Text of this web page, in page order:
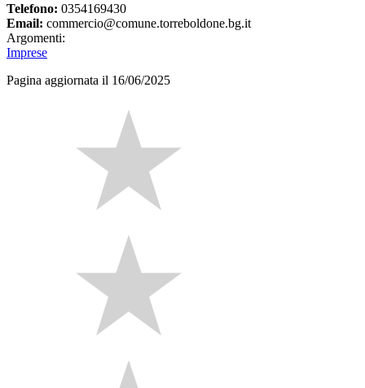
Telefono: 0354169430
Email: commercio@comune.torreboldone.bg.it
Argomenti:
Imprese
Pagina aggiornata il 16/06/2025